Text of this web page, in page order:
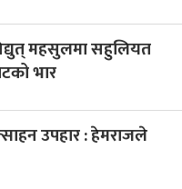
महसुलमा सहुलियत
भार
उपहार : हेमराजले